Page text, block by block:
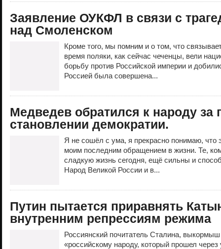
Заявление ОУКФЛ в связи с
над Смоленском
Кроме того, мы помним и о том, что
время поляки, как сейчас чеченцы, вели
борьбу против Российской империи и
Россией была совершена...
Медведев обратился к народу
становлении демократии.
Я не сошёл с ума, я прекрасно понимаю, что
моим последним обращением в жизни. Те,
сладкую жизнь сегодня, ещё сильны и
Народ Великой России и в...
Путин пытается приравнять
внутренним репрессиям режима
Россиянский почитатель Сталина,
«российскому народу, который прошел